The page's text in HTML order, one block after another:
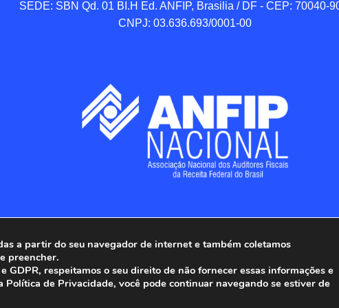
SEDE: SBN Qd. 01 BI.H Ed. ANFIP, Brasilia / DF - CEP: 70040-
CNPJ: 03.636.693/0001-00
- Associação Nacional dos Auditores Fiscais da Receita Federal
Todos os Direitos Reservados.
a partir do seu navegador de internet e também coletamos
preencher.
GDPR, respeitamos o seu direito de não fornecer essas informações e
Política de Privacidade, você pode continuar navegando se estiver de